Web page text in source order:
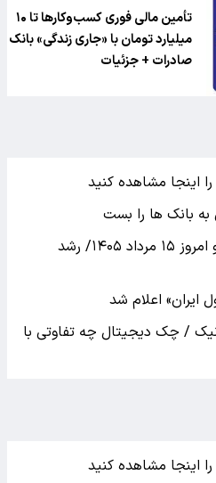
تأمین مالی فوری کسب‌وکارها تا ۱۰
میلیارد تومان با «جاری زندگی» بانک
صادرات + جزئیات
اینجا مشاهده کنید
به بانک ها را بست
نرخ ارز دلار، طلا سکه و یورو امروز ۱۵ مرداد ۱۴۰۵/ رشد
ایران» اعلام شد
/ چک دیجیتال چه تفاوتی با
اینجا مشاهده کنید